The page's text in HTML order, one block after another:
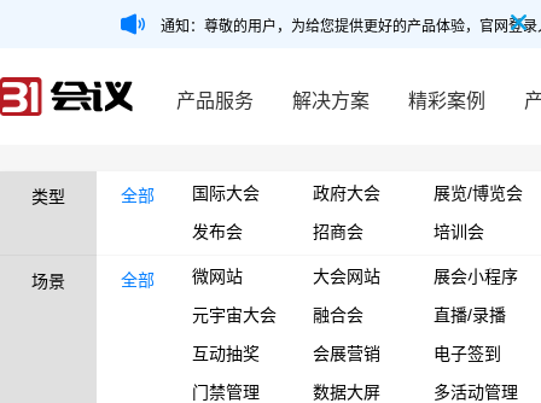
通知：尊敬的用户，为给您提供更好的产品体验，官网登
产品服务 解决方案 精彩案例
类型 全部 国际大会 政府大会
展览/博览会
发布会
招商会 培训会
场景 全部 微网站 大会网站
展会小程序
元宇宙大会
融合会
直播/录播
互动抽奖
会展营销
电子签到
门禁管理
数据大屏 多活动管理